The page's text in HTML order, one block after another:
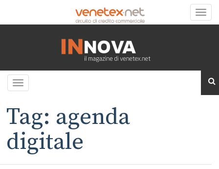
Toggle
Toggle
Tag: agenda
digitale